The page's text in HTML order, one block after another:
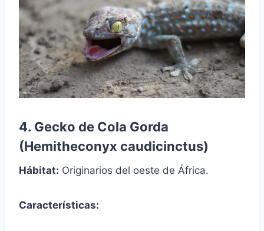
4. Gecko de Cola Gorda
(Hemitheconyx caudicinctus)
Hábitat: Originarios del oeste de África.
Características: